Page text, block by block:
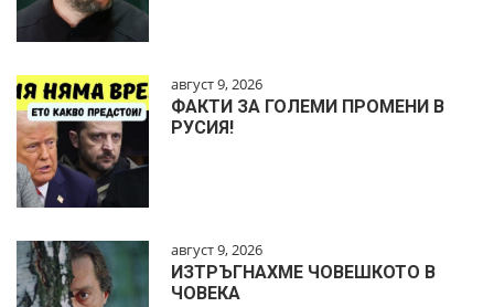
август 9, 2026
ФАКТИ ЗА ГОЛЕМИ ПРОМЕНИ В
РУСИЯ!
август 9, 2026
ИЗТРЪГНАХМЕ ЧОВЕШКОТО В
ЧОВЕКА